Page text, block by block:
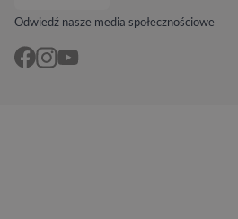
Odwiedź nasze media społecznościowe